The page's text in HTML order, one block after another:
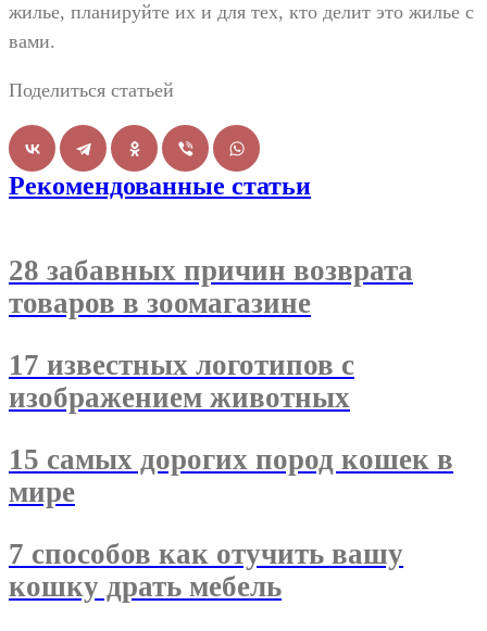
жилье, планируйте их и для тех, кто делит это жилье с
вами.
Поделиться статьей
Рекомендованные статьи
28 забавных причин возврата
товаров в зоомагазине
17 известных логотипов с
изображением животных
15 самых дорогих пород кошек в
мире
7 способов как отучить вашу
кошку драть мебель